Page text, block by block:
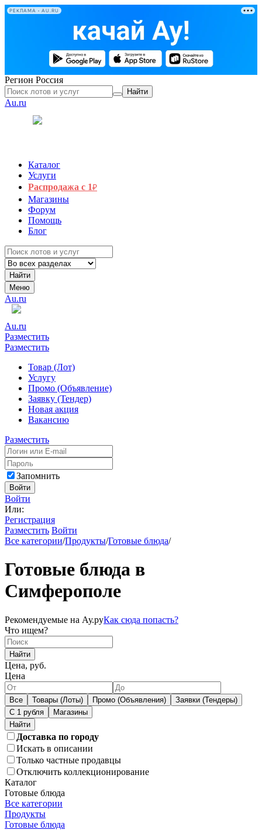
РЕКЛАМА • AU.RU
Регион Россия
Найти
Au.ru
Каталог
Услуги
Распродажа с 1₽
Магазины
Форум
Помощь
Блог
Найти
Меню
Au.ru
Au.ru
Разместить
Разместить
Товар (Лот)
Услугу
Промо (Объявление)
Заявку (Тендер)
Новая акция
Вакансию
Разместить
Запомнить
Войти
Войти
Или:
Регистрация
Разместить Войти
Все категории/Продукты/Готовые блюда/
Готовые блюда в
Симферополе
Рекомендуемые на Ау.руКак сюда попасть?
Что ищем?
Найти
Цена, руб.
Цена
Все Товары (Лоты) Промо (Объявления)
Заявки (Тендеры)
С 1 рубля
Магазины
Доставка по городу
Искать в описании
Только частные продавцы
Отключить коллекционирование
Каталог
Готовые блюда
Все категории
Продукты
Готовые блюда